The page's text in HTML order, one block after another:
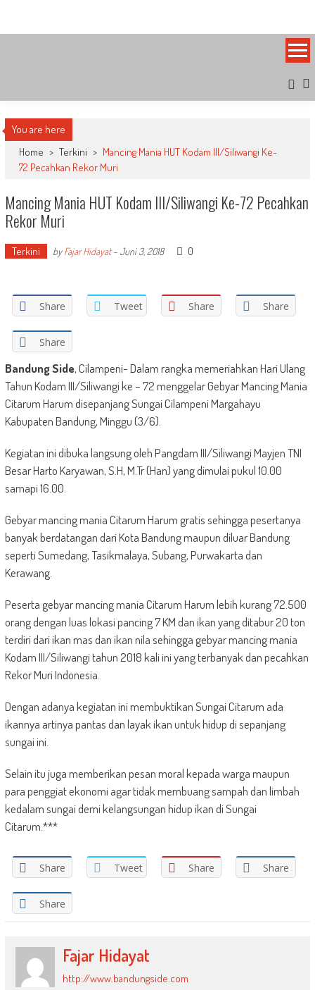
content
You are here
Home > Terkini > Mancing Mania HUT Kodam III/Siliwangi Ke-
72 Pecahkan Rekor Muri
Mancing Mania HUT Kodam III/Siliwangi Ke-72 Pecahkan
Rekor Muri
Terkini byFajar Hidayat-Juni 3, 2018 0
Share Tweet Share Share
Share
Bandung Side, Cilampeni- Dalam rangka memeriahkan Hari Ulang
Tahun Kodam III/Siliwangi ke – 72 menggelar Gebyar Mancing Mania
Citarum Harum disepanjang Sungai Cilampeni Margahayu
Kabupaten Bandung, Minggu (3/6).
Kegiatan ini dibuka langsung oleh Pangdam III/Siliwangi Mayjen TNI
Besar Harto Karyawan, S.H, M.Tr (Han) yang dimulai pukul 10.00
samapi 16.00.
Gebyar mancing mania Citarum Harum gratis sehingga pesertanya
banyak berdatangan dari Kota Bandung maupun diluar Bandung
seperti Sumedang, Tasikmalaya, Subang, Purwakarta dan
Kerawang.
Peserta gebyar mancing mania Citarum Harum lebih kurang 72.500
orang dengan luas lokasi pancing 7 KM dan ikan yang ditabur 20 ton
terdiri dari ikan mas dan ikan nila sehingga gebyar mancing mania
Kodam III/Siliwangi tahun 2018 kali ini yang terbanyak dan pecahkan
Rekor Muri Indonesia.
Dengan adanya kegiatan ini membuktikan Sungai Citarum ada
ikannya artinya pantas dan layak ikan untuk hidup di sepanjang
sungai ini.
Selain itu juga memberikan pesan moral kepada warga maupun
para penggiat ekonomi agar tidak membuang sampah dan limbah
kedalam sungai demi kelangsungan hidup ikan di Sungai
Citarum.***
Share Tweet Share Share
Share
Fajar Hidayat
http://www.bandungside.com